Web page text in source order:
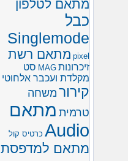
מתאם לטלפון
כבל
Singlemode
pixel מתאם רשת
זיכרונות MAG סט
מקלדת ועכבר אלחוטי
קירור משחה
טרמית מתאם
Audio כרטיס קול
מתאם למדפסת